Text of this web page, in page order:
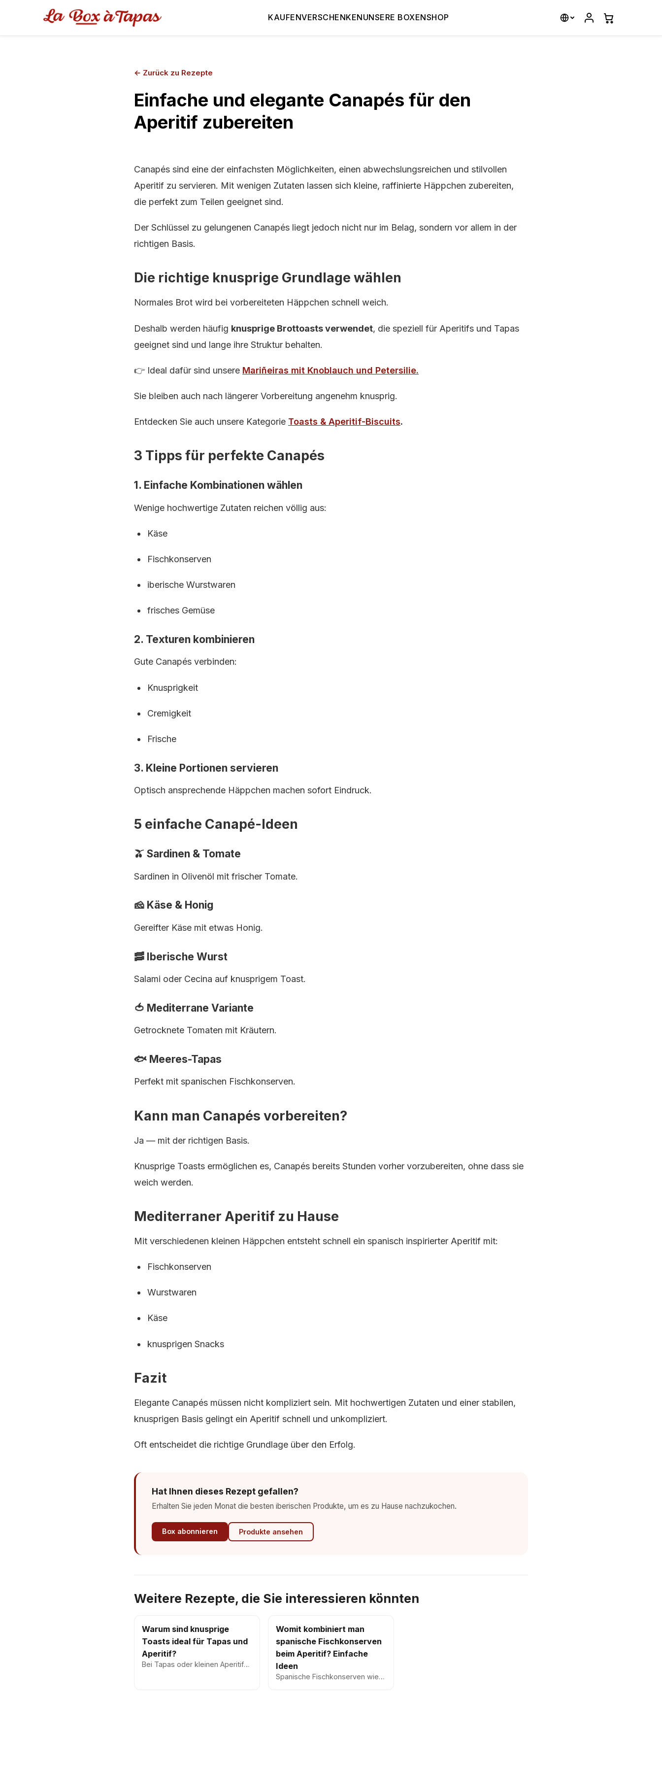
KAUFENVERSCHENKENUNSERE BOXENSHOP
← Zurück zu Rezepte
Einfache und elegante Canapés für den
Aperitif zubereiten
Canapés sind eine der einfachsten Möglichkeiten, einen abwechslungsreichen und stilvollen
Aperitif zu servieren. Mit wenigen Zutaten lassen sich kleine, raffinierte Häppchen zubereiten,
die perfekt zum Teilen geeignet sind.
Der Schlüssel zu gelungenen Canapés liegt jedoch nicht nur im Belag, sondern vor allem in der
richtigen Basis.
Die richtige knusprige Grundlage wählen
Normales Brot wird bei vorbereiteten Häppchen schnell weich.
Deshalb werden häufig knusprige Brottoasts verwendet, die speziell für Aperitifs und Tapas
geeignet sind und lange ihre Struktur behalten.
👉 Ideal dafür sind unsere Mariñeiras mit Knoblauch und Petersilie.
Sie bleiben auch nach längerer Vorbereitung angenehm knusprig.
Entdecken Sie auch unsere Kategorie Toasts & Aperitif-Biscuits.
3 Tipps für perfekte Canapés
1. Einfache Kombinationen wählen
Wenige hochwertige Zutaten reichen völlig aus:
Käse
Fischkonserven
iberische Wurstwaren
frisches Gemüse
2. Texturen kombinieren
Gute Canapés verbinden:
Knusprigkeit
Cremigkeit
Frische
3. Kleine Portionen servieren
Optisch ansprechende Häppchen machen sofort Eindruck.
5 einfache Canapé-Ideen
🫒 Sardinen & Tomate
Sardinen in Olivenöl mit frischer Tomate.
🧀 Käse & Honig
Gereifter Käse mit etwas Honig.
🥓 Iberische Wurst
Salami oder Cecina auf knusprigem Toast.
🍅 Mediterrane Variante
Getrocknete Tomaten mit Kräutern.
🐟 Meeres-Tapas
Perfekt mit spanischen Fischkonserven.
Kann man Canapés vorbereiten?
Ja — mit der richtigen Basis.
Knusprige Toasts ermöglichen es, Canapés bereits Stunden vorher vorzubereiten, ohne dass sie
weich werden.
Mediterraner Aperitif zu Hause
Mit verschiedenen kleinen Häppchen entsteht schnell ein spanisch inspirierter Aperitif mit:
Fischkonserven
Wurstwaren
Käse
knusprigen Snacks
Fazit
Elegante Canapés müssen nicht kompliziert sein. Mit hochwertigen Zutaten und einer stabilen,
knusprigen Basis gelingt ein Aperitif schnell und unkompliziert.
Oft entscheidet die richtige Grundlage über den Erfolg.
Hat Ihnen dieses Rezept gefallen?
Erhalten Sie jeden Monat die besten iberischen Produkte, um es zu Hause nachzukochen.
Box abonnieren Produkte ansehen
Weitere Rezepte, die Sie interessieren könnten
Warum sind knusprige
Toasts ideal für Tapas und
Aperitif?
Bei Tapas oder kleinen Aperitif-
Womit kombiniert man
spanische Fischkonserven
beim Aperitif? Einfache
Ideen
Spanische Fischkonserven wie